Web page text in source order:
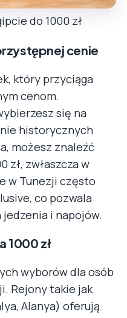
do 1000 zł
cenie
który przyciąga
cenom.
się na
historycznych
możesz znaleźć
zł, zwłaszcza w
w Tunezji często
co pozwala
i napojów.
1000 zł
wyborów dla osób
Rejony takie jak
Alanya) oferują